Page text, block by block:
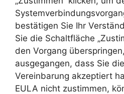
bestätigen Sie Ihr
Sie die Schaltfläche
den Vorgang
ausgegangen, dass Sie
Vereinbarung akzeptiert
EULA nicht zustimmen,